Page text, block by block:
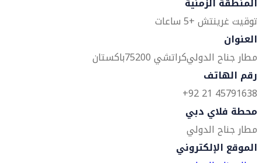
توقيت غرينتش +5 ساعات
العنوان
مطار جناح الدوليكراتشي 75200
باكستان
رقم الهاتف
45791638 21 92+
محطة فلاي دبي
مطار جناح الدولي
الموقع الإلكتروني